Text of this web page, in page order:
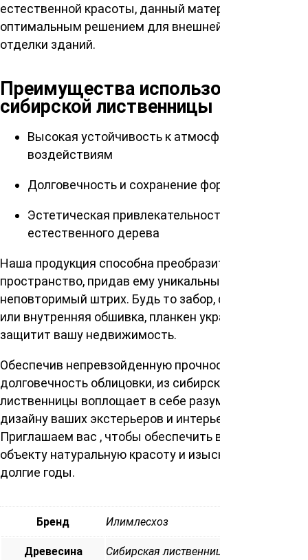
естественной красоты, данный материал является
оптимальным решением для внешней и внутренней
отделки зданий.
Преимущества использования
сибирской лиственницы
Высокая устойчивость к атмосферным
воздействиям
Долговечность и сохранение формы
Эстетическая привлекательность
естественного дерева
Наша продукция способна преобразить любое
пространство, придав ему уникальный и
неповторимый штрих. Будь то забор, фасад здания
или внутренняя обшивка, планкен украсит и
защитит вашу недвижимость.
Обеспечив непревзойденную прочность и
долговечность облицовки, из сибирской
лиственницы воплощает в себе разумный подход к
дизайну ваших экстерьеров и интерьеров.
Приглашаем вас , чтобы обеспечить вашему
объекту натуральную красоту и изысканность на
долгие годы.
Бренд Илимлесхоз
Древесина Сибирская лиственница